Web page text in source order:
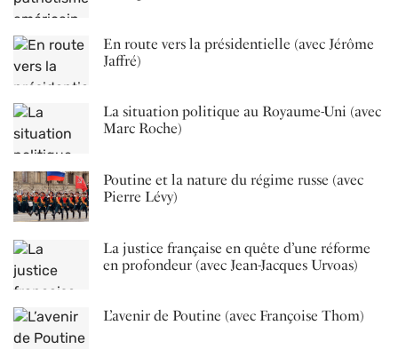
En route vers la présidentielle (avec Jérôme
Jaffré)
La situation politique au Royaume-Uni (avec
Marc Roche)
Poutine et la nature du régime russe (avec
Pierre Lévy)
La justice française en quête d’une réforme
en profondeur (avec Jean-Jacques Urvoas)
L’avenir de Poutine (avec Françoise Thom)